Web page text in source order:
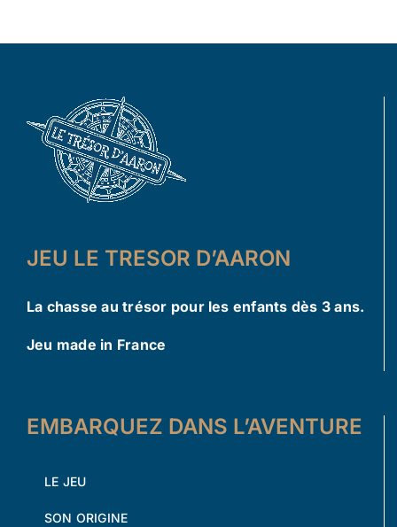
JEU LE TRESOR D’AARON
La chasse au trésor pour les enfants dès 3 ans.
Jeu made in France
EMBARQUEZ DANS L’AVENTURE
LE JEU
SON ORIGINE